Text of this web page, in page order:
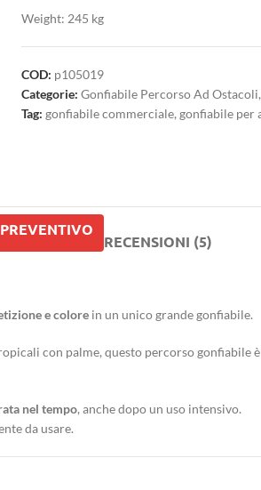
Weight: 245 kg
COD: p105019
Categorie: Gonfiabile Percorso Ad Ostacoli,
Tag: gonfiabile commerciale,gonfiabile per
RECENSIONI (5)
e colore in un unico grande gonfiabile.
con palme, questo percorso gonfiabile
nel tempo, anche dopo un uso intensivo.
da usare.